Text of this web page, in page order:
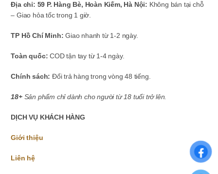
Địa chỉ: 59 P. Hàng Bè, Hoàn Kiếm, Hà Nội: Không bán tại chỗ
– Giao hỏa tốc trong 1 giờ.
TP Hồ Chí Minh: Giao nhanh từ 1-2 ngày.
Toàn quốc: COD tận tay từ 1-4 ngày.
Chính sách: Đổi trả hàng trong vòng 48 tiếng.
18+ Sản phẩm chỉ dành cho người từ 18 tuổi trở lên.
DỊCH VỤ KHÁCH HÀNG
Giới thiệu
Liên hệ